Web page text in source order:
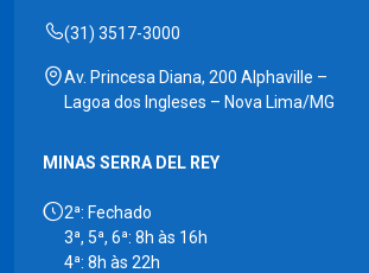
(31) 3517-3000
Av. Princesa Diana, 200 Alphaville –
Lagoa dos Ingleses – Nova Lima/MG
MINAS SERRA DEL REY
2ª: Fechado
3ª, 5ª, 6ª: 8h às 16h
4ª: 8h às 22h